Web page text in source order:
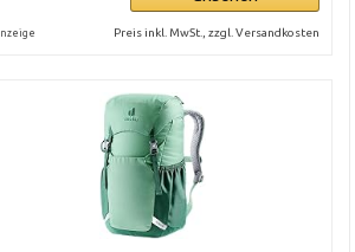
Preis inkl. MwSt., zzgl. Versandkosten